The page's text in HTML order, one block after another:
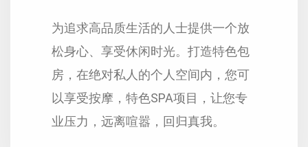
为追求高品质生活的人士提供一个放
松身心、享受休闲时光。打造特色包
房，在绝对私人的个人空间内，您可
以享受按摩，特色SPA项目，让您专
业压力，远离喧嚣，回归真我。